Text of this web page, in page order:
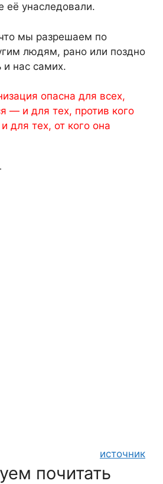
её унаследовали.
мы разрешаем по
людям, рано или поздно
и нас самих.
опасна для всех,
— и для тех, против кого
для тех, от кого она
источник
почитать